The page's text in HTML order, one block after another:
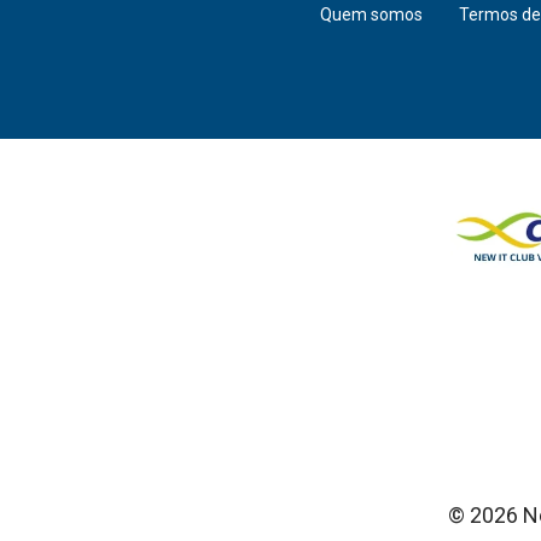
Quem somos Termos
© 2026